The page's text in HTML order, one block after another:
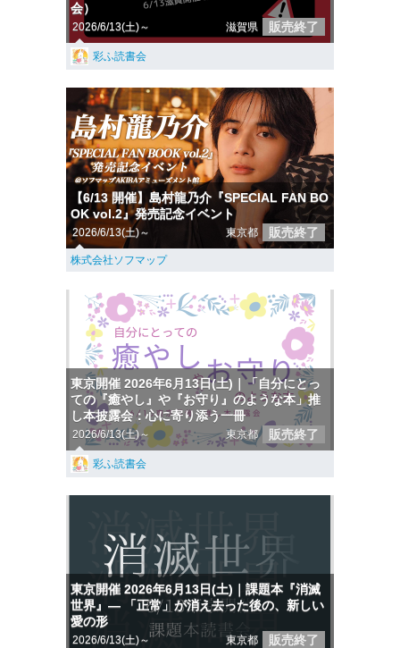
会）
2026/6/13(土)～ 滋賀県 販売終了
彩ふ読書会
【6/13 開催】島村龍乃介『SPECIAL FAN BO
OK vol.2』発売記念イベント
2026/6/13(土)～ 東京都 販売終了
株式会社ソフマップ
東京開催 2026年6月13日(土)｜「自分にとっ
ての『癒やし』や『お守り』のような本」推
し本披露会：心に寄り添う一冊
2026/6/13(土)～ 東京都 販売終了
彩ふ読書会
東京開催 2026年6月13日(土)｜課題本『消滅
世界』— 「正常」が消え去った後の、新しい
愛の形
2026/6/13(土)～ 東京都 販売終了